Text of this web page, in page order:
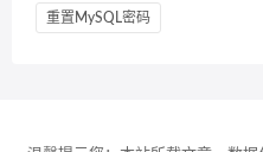
重置MySQL密码